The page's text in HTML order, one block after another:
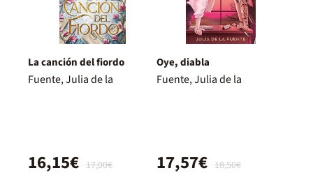
La canción del fiordo
Fuente, Julia de la
17,00€
16,15€
Oye, diabla
Fuente, Julia de la
18,50€
17,57€